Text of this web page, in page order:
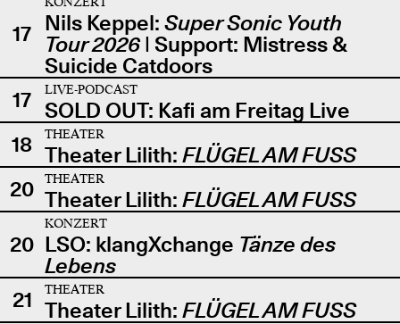
17 Nils Keppel: Super Sonic Youth
Tour 2026| Support: Mistress &
Suicide Catdoors
17
LIVE-PODCAST
SOLD OUT: Kafi am Freitag Live
18
THEATER
Theater Lilith: FLÜGEL AM FUSS
20
THEATER
Theater Lilith: FLÜGEL AM FUSS
20
KONZERT
LSO: klangXchange Tänze des
Lebens
21
THEATER
Theater Lilith: FLÜGEL AM FUSS